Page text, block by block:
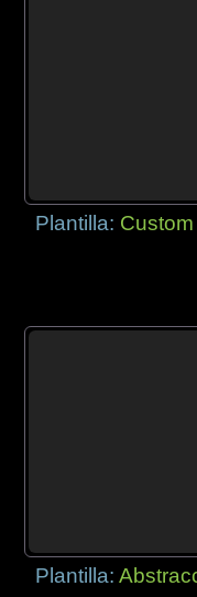
Plantilla: Custom
Plantilla: